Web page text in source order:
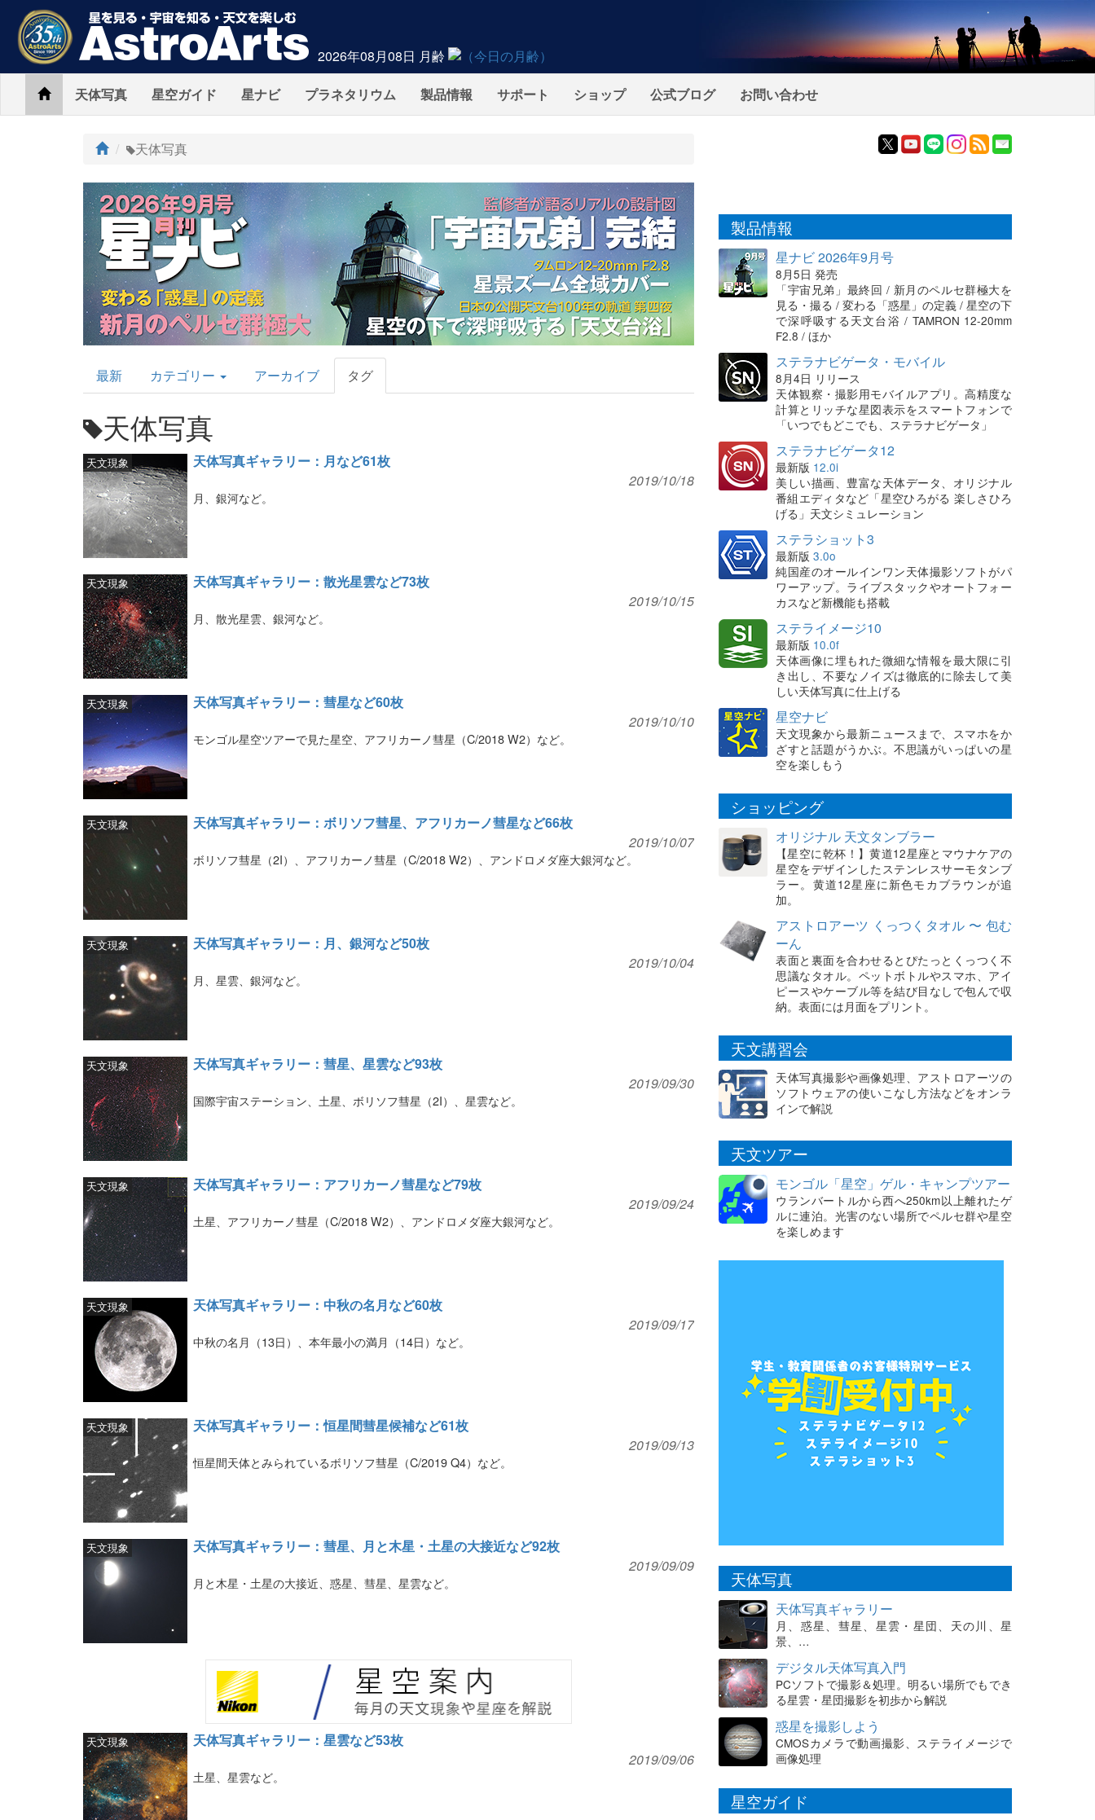
2026年08月08日 月齢
Home天体写真 星空ガイド 星ナビ プラネタリウム 製品情報 サポート ショップ 公式ブログ お問い合わせ
ト
プ
天体写真
AstroArts
Topics
最新 カテゴリー アーカイブ タグ
天体写真
天体写真ギャラリー：月など61枚
天文現象
2019/10/18
月、銀河など。
天体写真ギャラリー：散光星雲など73枚
天文現象
2019/10/15
月、散光星雲、銀河など。
天体写真ギャラリー：彗星など60枚
天文現象
2019/10/10
モンゴル星空ツアーで見た星空、アフリカーノ彗星（C/2018 W2）など。
天体写真ギャラリー：ボリソフ彗星、アフリカーノ彗星など66枚
天文現象
2019/10/07
ボリソフ彗星（2I）、アフリカーノ彗星（C/2018 W2）、アンドロメダ座大銀河など。
天体写真ギャラリー：月、銀河など50枚
天文現象
2019/10/04
月、星雲、銀河など。
天体写真ギャラリー：彗星、星雲など93枚
天文現象
2019/09/30
国際宇宙ステーション、土星、ボリソフ彗星（2I）、星雲など。
天体写真ギャラリー：アフリカーノ彗星など79枚
天文現象
2019/09/24
土星、アフリカーノ彗星（C/2018 W2）、アンドロメダ座大銀河など。
天体写真ギャラリー：中秋の名月など60枚
天文現象
2019/09/17
中秋の名月（13日）、本年最小の満月（14日）など。
天体写真ギャラリー：恒星間彗星候補など61枚
天文現象
2019/09/13
恒星間天体とみられているボリソフ彗星（C/2019 Q4）など。
天体写真ギャラリー：彗星、月と木星・土星の大接近など92枚
天文現象
2019/09/09
月と木星・土星の大接近、惑星、彗星、星雲など。
天体写真ギャラリー：星雲など53枚
天文現象
2019/09/06
土星、星雲など。
製品情報
星ナビ 2026年9月号
8月5日 発売
「宇宙兄弟」最終回 / 新月のペルセ群極大を
見る・撮る / 変わる「惑星」の定義 / 星空の下
で深呼吸する天文台浴 / TAMRON 12-20mm
F2.8 / ほか
ステラナビゲータ・モバイル
8月4日 リリース
天体観察・撮影用モバイルアプリ。高精度な
計算とリッチな星図表示をスマートフォンで
「いつでもどこでも、ステラナビゲータ」
ステラナビゲータ12
最新版 12.0i
美しい描画、豊富な天体データ、オリジナル
番組エディタなど「星空ひろがる 楽しさひろ
げる」天文シミュレーション
ステラショット3
最新版 3.0o
純国産のオールインワン天体撮影ソフトがパ
ワーアップ。ライブスタックやオートフォー
カスなど新機能も搭載
ステライメージ10
最新版 10.0f
天体画像に埋もれた微細な情報を最大限に引
き出し、不要なノイズは徹底的に除去して美
しい天体写真に仕上げる
星空ナビ
天文現象から最新ニュースまで、スマホをか
ざすと話題がうかぶ。不思議がいっぱいの星
空を楽しもう
ショッピング
オリジナル 天文タンブラー
【星空に乾杯！】黄道12星座とマウナケアの
星空をデザインしたステンレスサーモタンブ
ラー。黄道12星座に新色モカブラウンが追
加。
アストロアーツ くっつくタオル 〜 包む
ーん
表面と裏面を合わせるとぴたっとくっつく不
思議なタオル。ペットボトルやスマホ、アイ
ピースやケーブル等を結び目なしで包んで収
納。表面には月面をプリント。
天文講習会
天体写真撮影や画像処理、アストロアーツの
ソフトウェアの使いこなし方法などをオンラ
インで解説
天文ツアー
モンゴル「星空」ゲル・キャンプツアー
ウランバートルから西へ250km以上離れたゲ
ルに連泊。光害のない場所でペルセ群や星空
を楽しめます
天体写真
天体写真ギャラリー
月、惑星、彗星、星雲・星団、天の川、星
景、…
デジタル天体写真入門
PCソフトで撮影＆処理。明るい場所でもでき
る星雲・星団撮影を初歩から解説
惑星を撮影しよう
CMOSカメラで動画撮影、ステライメージで
画像処理
星空ガイド